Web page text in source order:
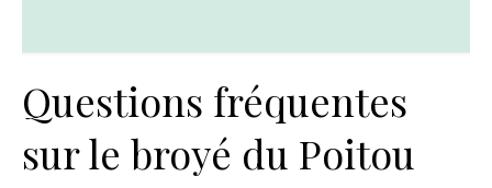
Questions fréquentes
sur le broyé du Poitou